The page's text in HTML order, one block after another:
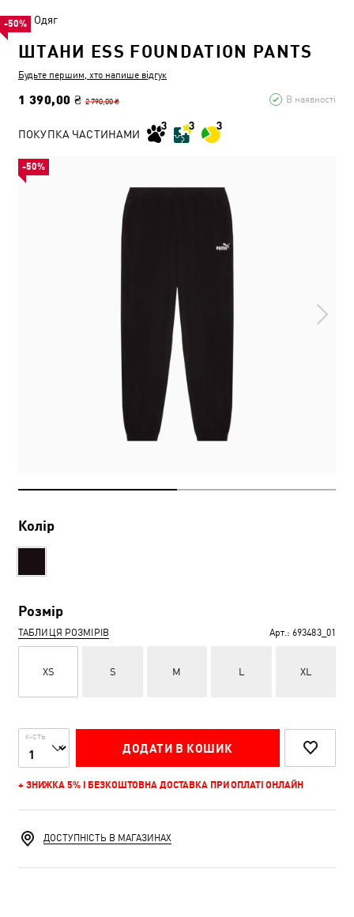
Одяг
ШТАНИ ESS FOUNDATION PANTS
Будьте першим, хто напише відгук
1 390,00 ₴ 2 790,00 ₴ В наявності
-50%
ПОКУПКА ЧАСТИНАМИ
Колір
Розмір
ТАБЛИЦЯ РОЗМІРІВ Арт.: 693483_01
XS S M L XL
К-СТЬ
ДОДАТИ В КОШИК
+ ЗНИЖКА 5% І БЕЗКОШТОВНА ДОСТАВКА ПРИ ОПЛАТІ ОНЛАЙН
-50%
ДОСТУПНІСТЬ В МАГАЗИНАХ